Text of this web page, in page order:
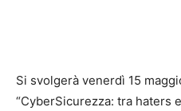
Si svolgerà venerdì 15
“CyberSicurezza: tra haters